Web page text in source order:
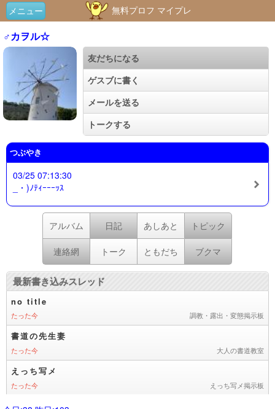
メニュー 無料プロフ マイプレ
♂カヲル☆
友だちになる
ゲスブに書く
メールを送る
トークする
つぶやき
03/25 07:13:30
_・)ﾉﾃｨｰｰｰｯｽ
アルバム 日記 あしあと トピック
連絡網 トーク ともだち ブクマ